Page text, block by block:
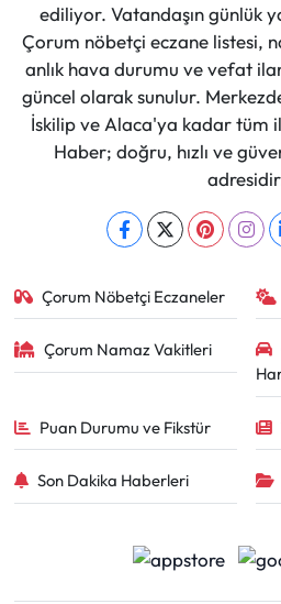
ediliyor. Vatandaşın günlük
Çorum nöbetçi eczane listesi,
anlık hava durumu ve vefat
güncel olarak sunulur.
İskilip ve Alaca'ya kadar tüm
Haber; doğru, hızlı ve
Çorum Nöbetçi Eczaneler
Çorum Namaz Vakitleri
Puan Durumu ve Fikstür
Son Dakika Haberleri